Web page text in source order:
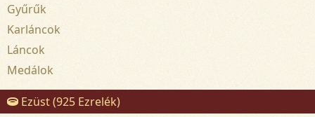
Gyűrűk
Karláncok
Láncok
Medálok
Ezüst (925 Ezrelék)